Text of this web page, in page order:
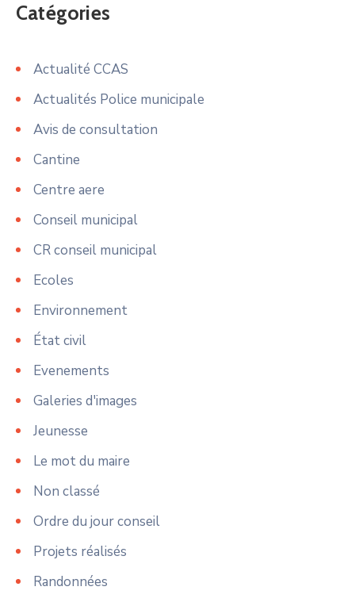
Catégories
Actualité CCAS
Actualités Police municipale
Avis de consultation
Cantine
Centre aere
Conseil municipal
CR conseil municipal
Ecoles
Environnement
État civil
Evenements
Galeries d'images
Jeunesse
Le mot du maire
Non classé
Ordre du jour conseil
Projets réalisés
Randonnées